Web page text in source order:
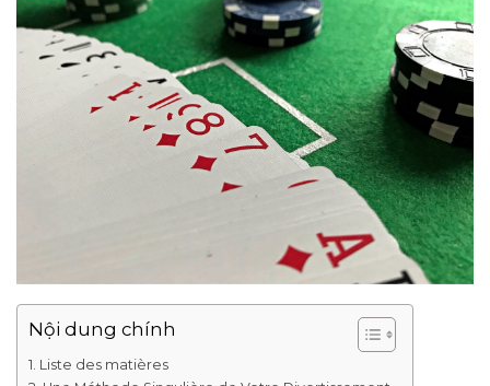
Nội dung chính
Liste des matières